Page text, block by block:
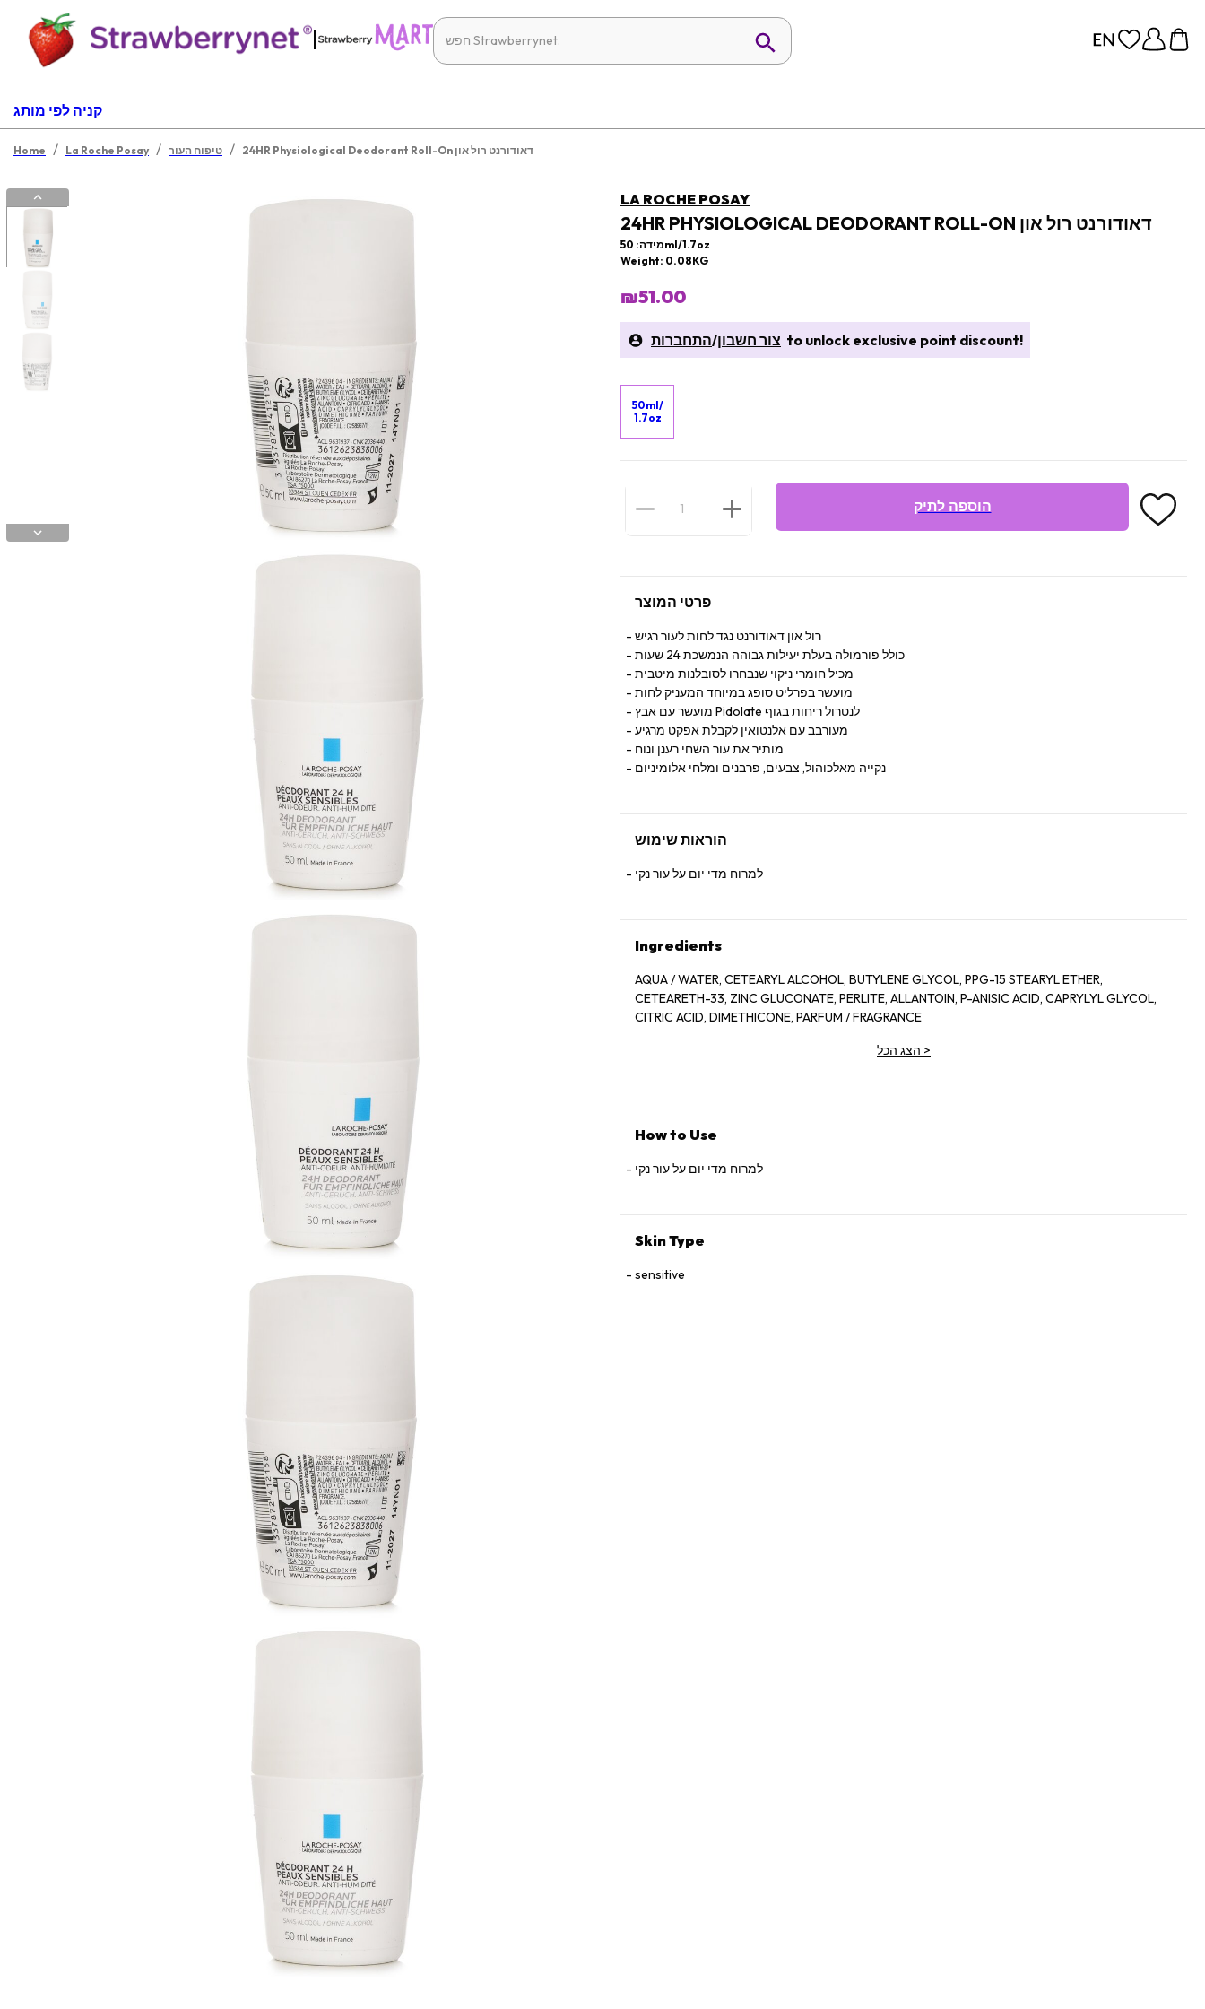
|
קניה לפי מותג
Home / La Roche Posay / טיפוח העור / 24HR Physiological Deodorant Roll-On דאודורנט רול און
LA ROCHE POSAY
24HR PHYSIOLOGICAL DEODORANT ROLL-ON דאודורנט רול און
מידה: 50ml/1.7oz
Weight: 0.08KG
₪51.00
התחברות/צור חשבון to unlock exclusive point discount!
50ml/
1.7oz
הוספה לתיק
פרטי המוצר
רול און דאודורנט נגד לחות לעור רגיש
כולל פורמולה בעלת יעילות גבוהה הנמשכת 24 שעות
מכיל חומרי ניקוי שנבחרו לסובלנות מיטבית
מועשר בפרליט סופג במיוחד המעניק לחות
מועשר עם אבץ Pidolate לנטרול ריחות בגוף
מעורבב עם אלנטואין לקבלת אפקט מרגיע
מותיר את עור השחי רענן ונוח
נקייה מאלכוהול, צבעים, פרבנים ומלחי אלומיניום
הוראות שימוש
למרוח מדי יום על עור נקי
Ingredients
AQUA / WATER, CETEARYL ALCOHOL, BUTYLENE GLYCOL, PPG-15 STEARYL ETHER,
CETEARETH-33, ZINC GLUCONATE, PERLITE, ALLANTOIN, P-ANISIC ACID, CAPRYLYL GLYCOL,
CITRIC ACID, DIMETHICONE, PARFUM / FRAGRANCE
הצג הכל >
How to Use
למרוח מדי יום על עור נקי
Skin Type
sensitive